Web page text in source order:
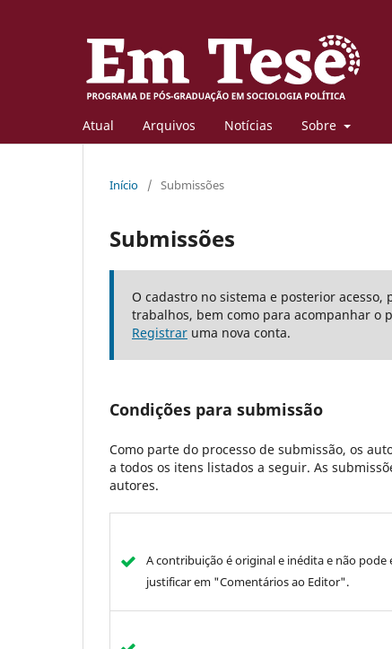
Atual Arquivos Notícias Sobre
Início / Submissões
Submissões
O cadastro no sistema e posterior
trabalhos, bem como para acompanhar o
Registrar uma nova conta.
Condições para submissão
Como parte do processo de submissão, os
a todos os itens listados a seguir. As
autores.
A contribuição é original e inédita e não
justificar em "Comentários ao Editor".